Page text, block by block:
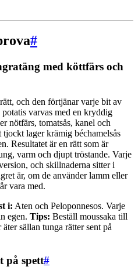
#
med köttfärs och
och den förtjänar varje bit av
varvas med en kryddig
nötfärs, tomatsås, kanel och
lager krämig béchamelsås
Resultatet är en rätt som är
varm och djupt tröstande. Varje
och skillnaderna sitter i
är, om de använder lamm eller
vara med.
i: Aten och Peloponnesos. Varje
egen. Tips: Beställ moussaka till
sällan tunga rätter sent på
spett#